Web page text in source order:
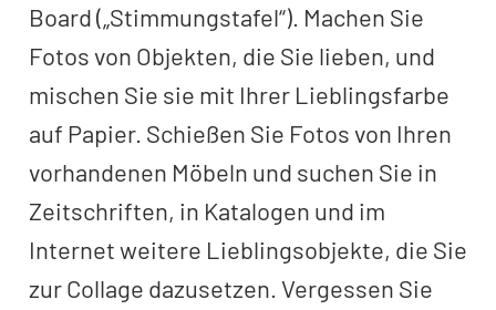
Board („Stimmungstafel“). Machen Sie
Fotos von Objekten, die Sie lieben, und
mischen Sie sie mit Ihrer Lieblingsfarbe
auf Papier. Schießen Sie Fotos von Ihren
vorhandenen Möbeln und suchen Sie in
Zeitschriften, in Katalogen und im
Internet weitere Lieblingsobjekte, die Sie
zur Collage dazusetzen. Vergessen Sie